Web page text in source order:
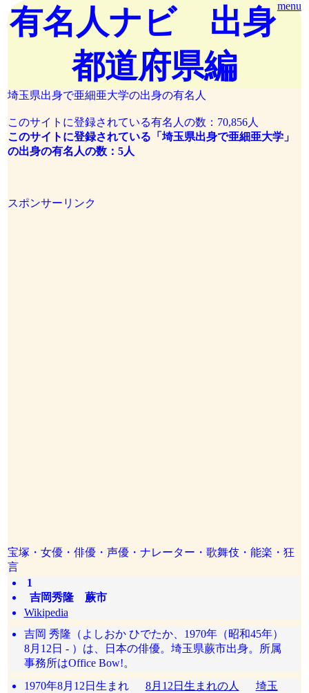
menu
有名人ナビ 出身
都道府県編
埼玉県出身で亜細亜大学の出身の有名人
このサイトに登録されている有名人の数：70,856人
このサイトに登録されている「埼玉県出身で亜細亜大学」
の出身の有名人の数：5人
スポンサーリンク
宝塚・女優・俳優・声優・ナレーター・歌舞伎・能楽・狂
言
1
吉岡秀隆 蕨市
Wikipedia
吉岡 秀隆（よしおか ひでたか、1970年（昭和45年）
8月12日 - ）は、日本の俳優。埼玉県蕨市出身。所属
事務所はOffice Bow!。
1970年8月12日生まれ 8月12日生まれの人
埼玉